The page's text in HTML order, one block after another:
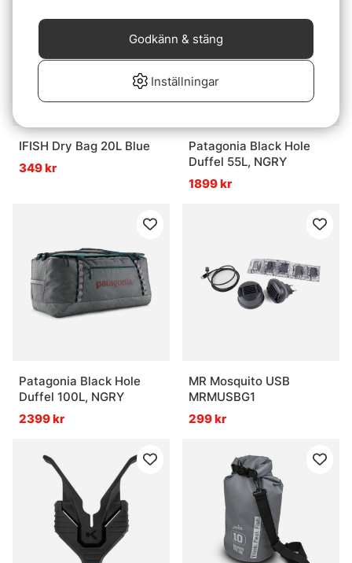
IFISH Dry Bag 20L Blue
349 kr
Patagonia Black Hole
Duffel 55L, NGRY
1899 kr
Patagonia Black Hole
Duffel 100L, NGRY
2399 kr
MR Mosquito USB
MRMUSBG1
299 kr
Inställningar
Godkänn & stäng